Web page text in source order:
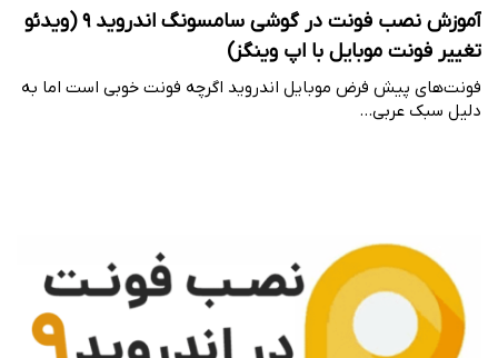
آموزش نصب فونت در گوشی سامسونگ اندروید 9 (ویدئو
تغییر فونت موبایل با اپ وینگز)
فونت‌های پیش فرض موبایل اندروید اگرچه فونت خوبی است اما به
دلیل سبک عربی…